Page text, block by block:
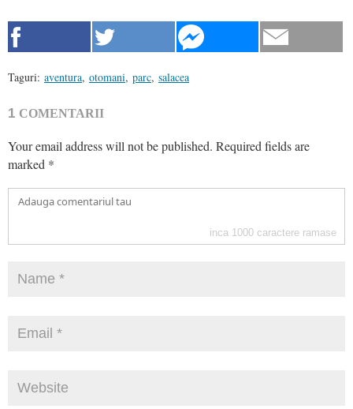
Taguri: aventura, otomani, parc, salacea
1 COMENTARII
Your email address will not be published. Required fields are
marked *
inca 1000 caractere ramase